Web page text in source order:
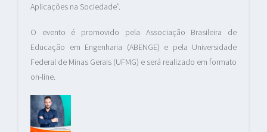
Aplicações na Sociedade”.
O evento é promovido pela Associação Brasileira de
Educação em Engenharia (ABENGE) e pela Universidade
Federal de Minas Gerais (UFMG) e será realizado em formato
on-line.